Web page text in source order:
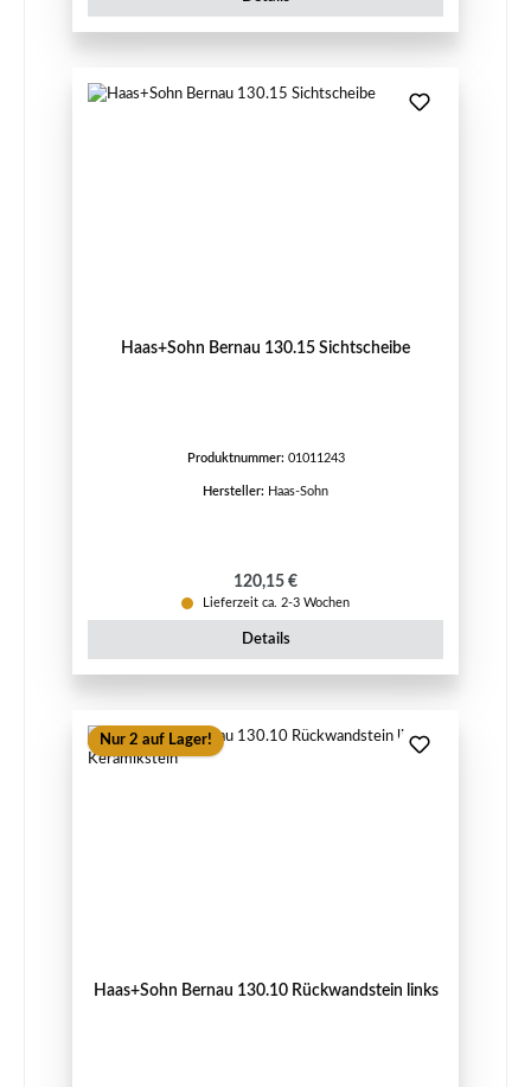
Haas+Sohn Bernau 130.15 Sichtscheibe
Produktnummer: 01011243
Hersteller: Haas-Sohn
Regulärer Preis:
120,15 €
Lieferzeit ca. 2-3 Wochen
Details
Nur 2 auf Lager!
Haas+Sohn Bernau 130.10 Rückwandstein links